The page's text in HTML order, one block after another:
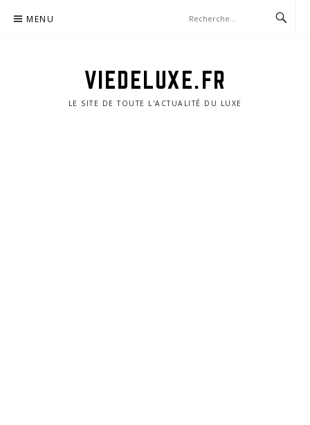
MENU
VIEDELUXE.FR
LE SITE DE TOUTE L'ACTUALITÉ DU LUXE